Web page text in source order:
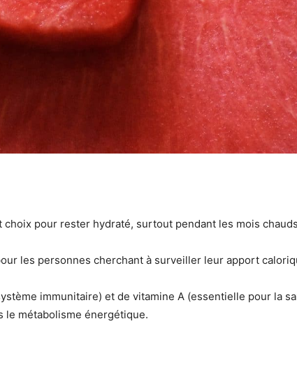
pour rester hydraté, surtout pendant les mois chauds
les personnes cherchant à surveiller leur apport
immunitaire) et de vitamine A (essentielle pour la
le métabolisme énergétique.